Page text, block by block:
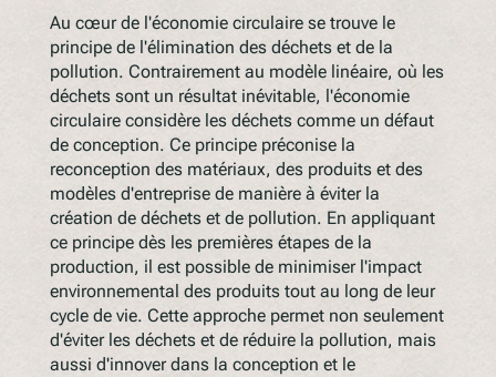
Au cœur de l'économie circulaire se trouve le
principe de l'élimination des déchets et de la
pollution. Contrairement au modèle linéaire, où les
déchets sont un résultat inévitable, l'économie
circulaire considère les déchets comme un défaut
de conception. Ce principe préconise la
reconception des matériaux, des produits et des
modèles d'entreprise de manière à éviter la
création de déchets et de pollution. En appliquant
ce principe dès les premières étapes de la
production, il est possible de minimiser l'impact
environnemental des produits tout au long de leur
cycle de vie. Cette approche permet non seulement
d'éviter les déchets et de réduire la pollution, mais
aussi d'innover dans la conception et le